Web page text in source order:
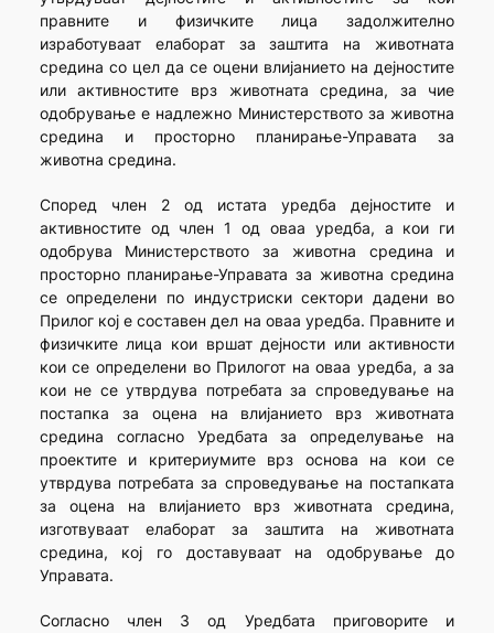
правните и физичките лица задолжително
изработуваат елаборат за заштита на животната
средина со цел да се оцени влијанието на дејностите
или активностите врз животната средина, за чие
одобрување е надлежно Министерството за животна
средина и просторно планирање-Управата за
животна средина.
Според член 2 од истата уредба дејностите и
активностите од член 1 од оваа уредба, а кои ги
одобрува Министерството за животна средина и
просторно планирање-Управата за животна средина
се определени по индустриски сектори дадени во
Прилог кој е составен дел на оваа уредба. Правните и
физичките лица кои вршат дејности или активности
кои се определени во Прилогот на оваа уредба, а за
кои не се утврдува потребата за спроведување на
постапка за оцена на влијанието врз животната
средина согласно Уредбата за определување на
проектите и критериумите врз основа на кои се
утврдува потребата за спроведување на постапката
за оцена на влијанието врз животната средина,
изготвуваат елаборат за заштита на животната
средина, кој го доставуваат на одобрување до
Управата.
Согласно член 3 од Уредбата приговорите и